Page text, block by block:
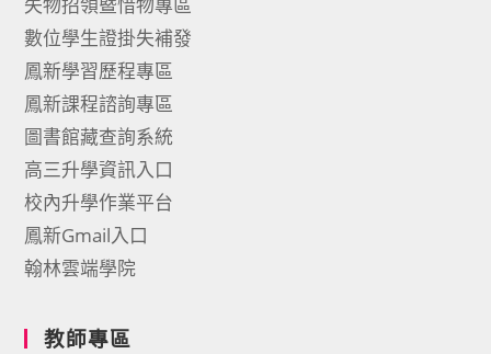
失物招領暨惜物專區
數位學生證掛失補發
鳳新學習歷程專區
鳳新課程諮詢專區
圖書館藏查詢系統
高三升學資訊入口
校內升學作業平台
鳳新Gmail入口
翰林雲端學院
教師專區